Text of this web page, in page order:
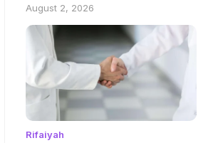
August 2, 2026
Rifaiyah